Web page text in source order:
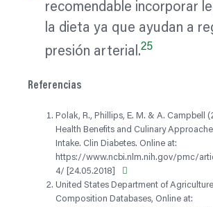
recomendable incorporar
la dieta ya que ayudan a
presión arterial.25
Referencias
Polak, R., Phillips, E. M. & A. Campbell
Health Benefits and Culinary
Intake. Clin Diabetes. Online at:
https://www.ncbi.nlm.nih.gov/pmc/
4/ [24.05.2018]
United States Department of
Composition Databases, Online at: